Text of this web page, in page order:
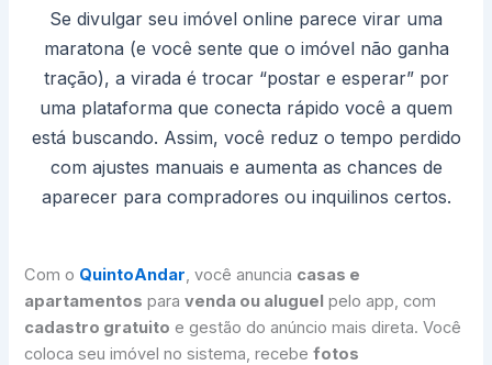
Se divulgar seu imóvel online parece virar uma
maratona (e você sente que o imóvel não ganha
tração), a virada é trocar “postar e esperar” por
uma plataforma que conecta rápido você a quem
está buscando. Assim, você reduz o tempo perdido
com ajustes manuais e aumenta as chances de
aparecer para compradores ou inquilinos certos.
Com o QuintoAndar , você anuncia casas e
apartamentos paravenda ou aluguel pelo app, com
cadastro gratuito e gestão do anúncio mais direta. Você
coloca seu imóvel no sistema, recebefotos